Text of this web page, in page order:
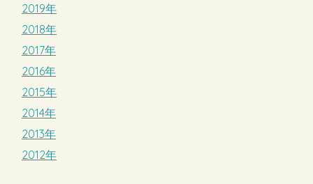
2019年
2018年
2017年
2016年
2015年
2014年
2013年
2012年